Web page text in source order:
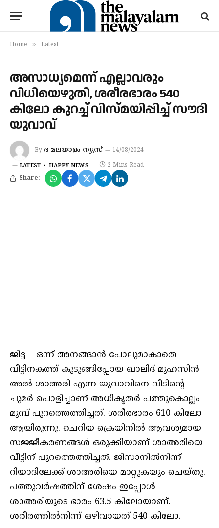
Home » Latest
അസാധ്യമെന്ന് എല്ലാവരും
വിധിയെഴുതി, ശരീരഭാരം 540
കിലോ കുറച്ച് വിസ്മയിപ്പിച്ച് സൗദി
യുവാവ്
By ദ മലയാളം ന്യൂസ് 14/08/2024
LATEST HAPPY NEWS 2 Mins Read
Share:
ജിദ്ദ – ഒന്ന് അനങ്ങാൻ പോലുമാകാതെ
വീട്ടിനകത്ത് കുടുങ്ങിപ്പോയ ഖാലിദ് മുഹസിൻ
അൽ ശാഅരി എന്ന യുവാവിനെ വീടിന്റെ
ചുമർ പൊളിച്ചാണ് അധികൃതർ പത്തുകൊല്ലം
മുമ്പ് പുറത്തെത്തിച്ചത്. ശരീരഭാരം 610 കിലോ
ആയിരുന്നു. ചെറിയ ക്രെയിനിൽ ആവശ്യമായ
സജ്ജീകരണങ്ങൾ ഒരുക്കിയാണ് ശാഅരിയെ
വീട്ടിന് പുറത്തെത്തിച്ചത്. ജിസാനിൽനിന്ന്
റിയാദിലേക്ക് ശാഅരിയെ മാറ്റുകയും ചെയ്തു.
പത്തുവർഷത്തിന് ശേഷം ഇപ്പോൾ
ശാഅരിയുടെ ഭാരം 63.5 കിലോയാണ്.
ശരീരത്തിൽനിന്ന് ഒഴിവായത് 540 കിലോ.